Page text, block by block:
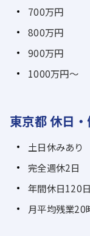
700万円
800万円
900万円
1000万円～
東京都 休日
土日休みあり
完全週休2日
年間休日120
月平均残業20